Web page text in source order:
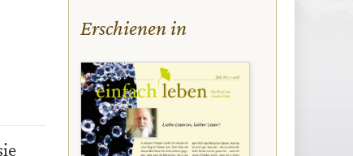
Erschienen in